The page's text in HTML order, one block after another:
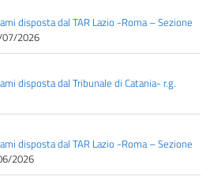
disposta dal TAR Lazio -Roma – Sezione
2026
disposta dal Tribunale di Catania- r.g.
disposta dal TAR Lazio -Roma – Sezione
2026